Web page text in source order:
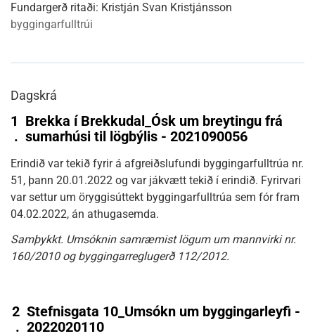
Fundargerð ritaði: Kristján Svan Kristjánsson
byggingarfulltrúi
Dagskrá
1
.
Brekka í Brekkudal_Ósk um breytingu frá
sumarhúsi til lögbýlis - 2021090056
Erindið var tekið fyrir á afgreiðslufundi byggingarfulltrúa nr.
51, þann 20.01.2022 og var jákvætt tekið í erindið. Fyrirvari
var settur um öryggisúttekt byggingarfulltrúa sem fór fram
04.02.2022, án athugasemda.
Samþykkt. Umsóknin samræmist lögum um mannvirki nr.
160/2010 og byggingarreglugerð 112/2012.
2
.
Stefnisgata 10_Umsókn um byggingarleyfi -
2022020110